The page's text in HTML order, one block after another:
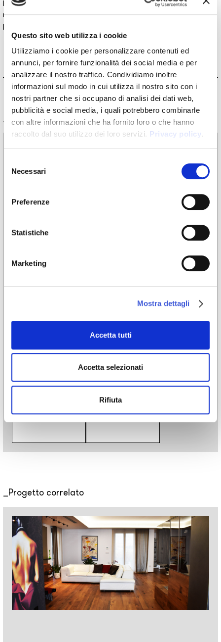
Questo sito web utilizza i cookie
Utilizziamo i cookie per personalizzare contenuti ed
annunci, per fornire funzionalità dei social media e per
analizzare il nostro traffico. Condividiamo inoltre
informazioni sul modo in cui utilizza il nostro sito con i
nostri partner che si occupano di analisi dei dati web,
pubblicità e social media, i quali potrebbero combinarle
con altre informazioni che ha fornito loro o che hanno
raccolto dal suo utilizzo dei loro servizi. Privacy policy.
delNecessari
Preferenze
Statistiche
Marketing
Mostra dettagli
Accetta tutti
Accetta selezionati
Rifiuta
bellezza accessibile a tutti, introducendo un frammento d’arte
nei luoghi del quotidiano, siano essi spazi residenziali,
pubblici o commerciali.
Informazioni tecniche
Carta da parati vinilica: larghezza rollo 68cm, 100cm
Raw fibre naturali: larghezza rollo 94cm
Tela: larghezza 297cm
Utilizzo
Lavorazione
Progetto correlato